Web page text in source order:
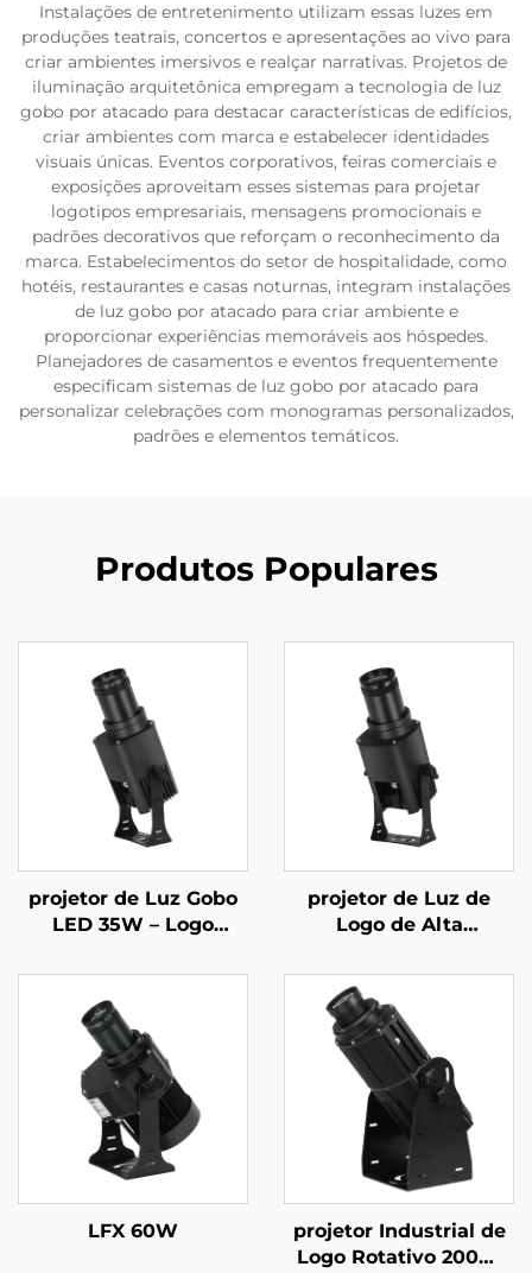
Instalações de entretenimento utilizam essas luzes em
produções teatrais, concertos e apresentações ao vivo para
criar ambientes imersivos e realçar narrativas. Projetos de
iluminação arquitetônica empregam a tecnologia de luz
gobo por atacado para destacar características de edifícios,
criar ambientes com marca e estabelecer identidades
visuais únicas. Eventos corporativos, feiras comerciais e
exposições aproveitam esses sistemas para projetar
logotipos empresariais, mensagens promocionais e
padrões decorativos que reforçam o reconhecimento da
marca. Estabelecimentos do setor de hospitalidade, como
hotéis, restaurantes e casas noturnas, integram instalações
de luz gobo por atacado para criar ambiente e
proporcionar experiências memoráveis aos hóspedes.
Planejadores de casamentos e eventos frequentemente
especificam sistemas de luz gobo por atacado para
personalizar celebrações com monogramas personalizados,
padrões e elementos temáticos.
Produtos Populares
projetor de Luz Gobo
LED 35W – Logo
Rotativo, IP67 à Prova
d'Água, Controlado por
Controle Remoto para
Exposições Comerciais
projetor de Luz de
Logo de Alta
Luz Gobo Rotativa
IP67 à Prova d'Água
com Controle Remoto
para Publicidade
Externa
LFX 60W
projetor Industrial de
Logo Rotativo 200W